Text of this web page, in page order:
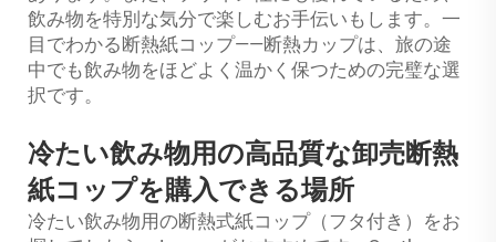
飲み物を特別な気分で楽しむお手伝いもします。一
目でわかる断熱紙コップ——断熱カップは、旅の途
中でも飲み物をほどよく温かく保つための完璧な選
択です。
冷たい飲み物用の高品質な卸売断熱
紙コップを購入できる場所
冷たい飲み物用の断熱式紙コップ（フタ付き）をお